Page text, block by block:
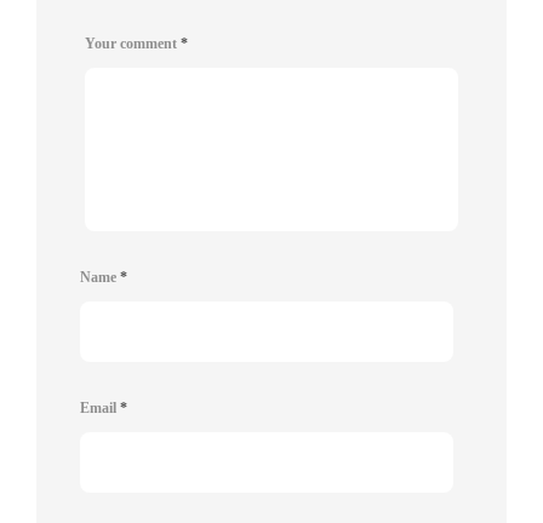
Your comment *
Name *
Email *